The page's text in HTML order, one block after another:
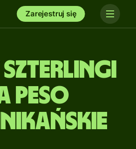
Zarejestruj się
szterlingi
Peso